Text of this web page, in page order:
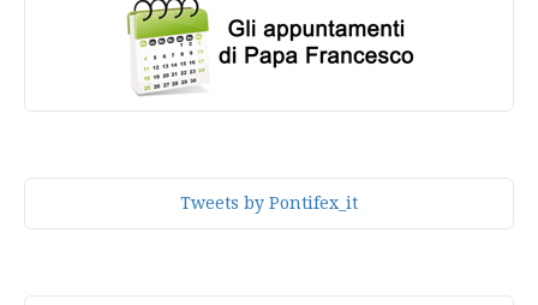
Tweets by Pontifex_it